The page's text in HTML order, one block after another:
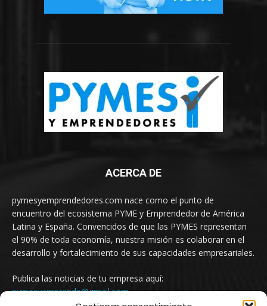
ACERCA DE
pymesyemprendedores.com nace como el punto de
encuentro del ecosistema PYME y Emprendedor de América
Latina y España. Convencidos de que las PYMES representan
el 90% de toda economía, nuestra misión es colaborar en el
desarrollo y fortalecimiento de sus capacidades empresariales.
Publica las noticias de tu empresa aquí:
pymesyemprende@gmail.com